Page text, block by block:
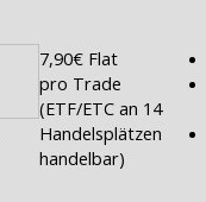
7,90€ Flat
pro Trade
(ETF/ETC an 14
Handelsplätzen
handelbar)